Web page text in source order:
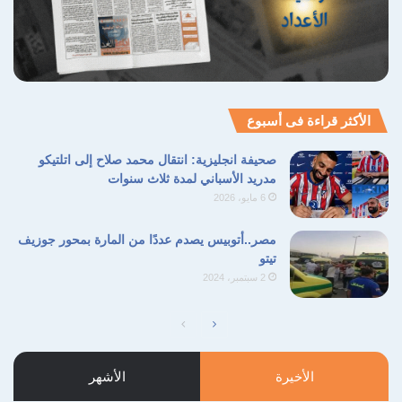
نسخ الرابط
الأكثر قراءة فى أسبوع
صحيفة انجليزية: انتقال محمد صلاح إلى اتلتيكو
مدريد الأسباني لمدة ثلاث سنوات
6 مايو، 2026
مصر..أتوبيس يصدم عددًا من المارة بمحور جوزيف
تيتو
2 سبتمبر، 2024
الصفحة
السابقة
الصفحة
التالية
الأخيرة الأشهر